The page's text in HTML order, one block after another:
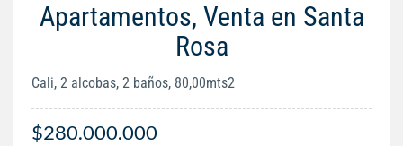
Apartamentos, Venta en Santa
Rosa
Cali, 2 alcobas, 2 baños, 80,00mts2
$280.000.000